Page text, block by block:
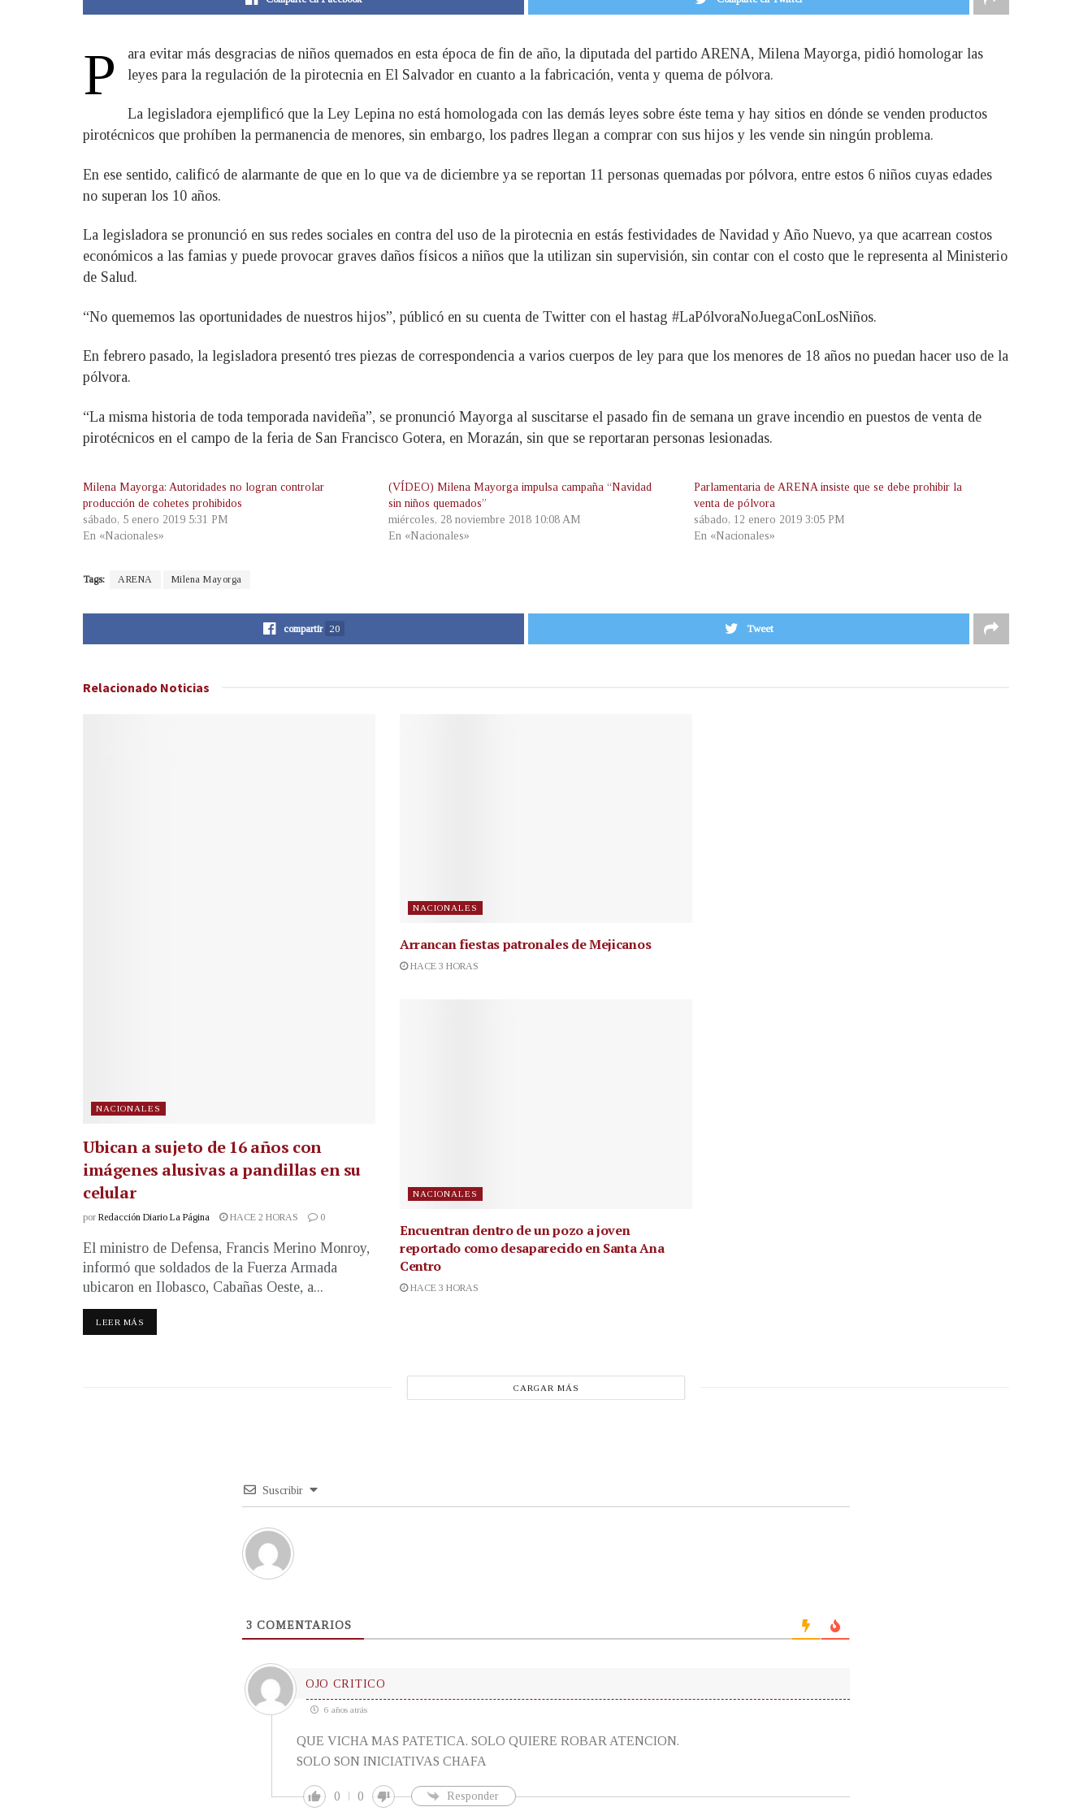
P
ara evitar más desgracias de niños quemados en esta época de fin de año, la diputada del partido ARENA, Milena Mayorga, pidió homologar las
leyes para la regulación de la pirotecnia en El Salvador en cuanto a la fabricación, venta y quema de pólvora.
La legisladora ejemplificó que la Ley Lepina no está homologada con las demás leyes sobre éste tema y hay sitios en dónde se venden productos
pirotécnicos que prohíben la permanencia de menores, sin embargo, los padres llegan a comprar con sus hijos y les vende sin ningún problema.
En ese sentido, calificó de alarmante de que en lo que va de diciembre ya se reportan 11 personas quemadas por pólvora, entre estos 6 niños cuyas edades
no superan los 10 años.
La legisladora se pronunció en sus redes sociales en contra del uso de la pirotecnia en estás festividades de Navidad y Año Nuevo, ya que acarrean costos
económicos a las famias y puede provocar graves daños físicos a niños que la utilizan sin supervisión, sin contar con el costo que le representa al Ministerio
de Salud.
“No quememos las oportunidades de nuestros hijos”, públicó en su cuenta de Twitter con el hastag #LaPólvoraNoJuegaConLosNiños.
En febrero pasado, la legisladora presentó tres piezas de correspondencia a varios cuerpos de ley para que los menores de 18 años no puedan hacer uso de la
pólvora.
“La misma historia de toda temporada navideña”, se pronunció Mayorga al suscitarse el pasado fin de semana un grave incendio en puestos de venta de
pirotécnicos en el campo de la feria de San Francisco Gotera, en Morazán, sin que se reportaran personas lesionadas.
Milena Mayorga: Autoridades no logran controlar
producción de cohetes prohibidos
sábado, 5 enero 2019 5:31 PM
En «Nacionales»
(VÍDEO) Milena Mayorga impulsa campaña “Navidad
sin niños quemados”
miércoles, 28 noviembre 2018 10:08 AM
En «Nacionales»
Parlamentaria de ARENA insiste que se debe prohibir la
venta de pólvora
sábado, 12 enero 2019 3:05 PM
En «Nacionales»
Tags: ARENA Milena Mayorga
compartir 20 Tweet
Relacionado Noticias
NACIONALES
Ubican a sujeto de 16 años con
imágenes alusivas a pandillas en su
celular
por Redacción Diario La Página HACE 2 HORAS 0
El ministro de Defensa, Francis Merino Monroy,
informó que soldados de la Fuerza Armada
ubicaron en Ilobasco, Cabañas Oeste, a...
LEER MÁS
NACIONALES
Arrancan fiestas patronales de Mejicanos
HACE 3 HORAS
NACIONALES
Encuentran dentro de un pozo a joven
reportado como desaparecido en Santa Ana
Centro
HACE 3 HORAS
CARGAR MÁS
Suscribir
3 COMENTARIOS
OJO CRITICO
6 años atrás
QUE VICHA MAS PATETICA. SOLO QUIERE ROBAR ATENCION.
SOLO SON INICIATIVAS CHAFA
0 0 Responder